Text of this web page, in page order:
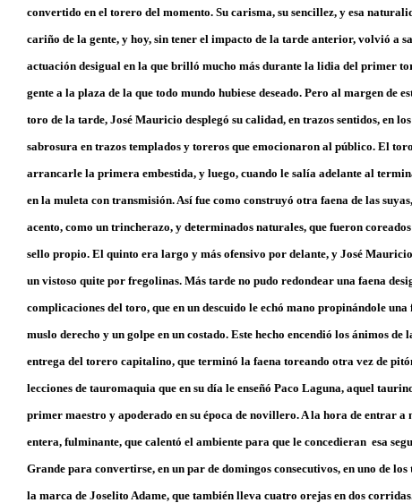
convertido en el torero del momento. Su carisma, su sencillez, y esa
cariño de la gente, y hoy, sin tener el impacto de la tarde anterior, volvió a
actuación desigual en la que brilló mucho más durante la lidia del primer
gente a la plaza de la que todo mundo hubiese deseado. Pero al margen de
toro de la tarde, José Mauricio desplegó su calidad, en trazos sentidos, en
sabrosura en trazos templados y toreros que emocionaron al público. El
arrancarle la primera embestida, y luego, cuando le salía adelante al
en la muleta con transmisión. Así fue como construyó otra faena de las
acento, como un trincherazo, y determinados naturales, que fueron
sello propio. El quinto era largo y más ofensivo por delante, y José Mauricio
un vistoso quite por fregolinas. Más tarde no pudo redondear una faena
complicaciones del toro, que en un descuido le echó mano propinándole
muslo derecho y un golpe en un costado. Este hecho encendió los ánimos
entrega del torero capitalino, que terminó la faena toreando otra vez de
lecciones de tauromaquia que en su día le enseñó Paco Laguna, aquel
primer maestro y apoderado en su época de novillero. A la hora de entrar
entera, fulminante, que calentó el ambiente para que le concedieran esa
Grande para convertirse, en un par de domingos consecutivos, en uno de
la marca de Joselito Adame, que también lleva cuatro orejas en dos